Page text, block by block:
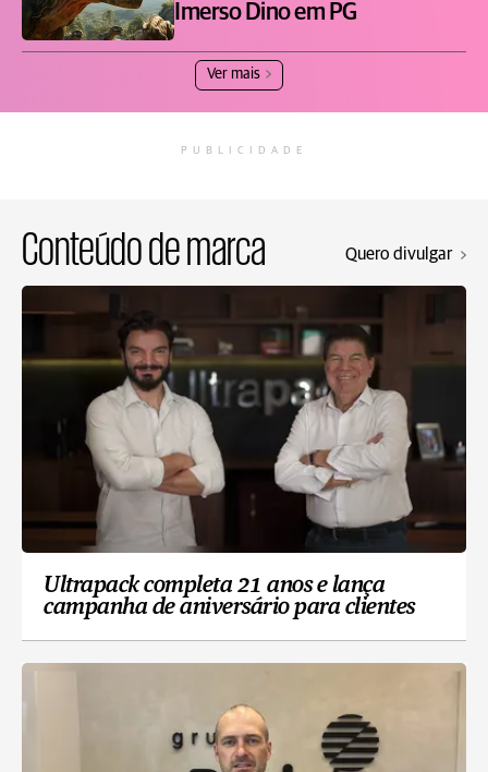
Imerso Dino em PG
Ver mais
PUBLICIDADE
Conteúdo de marca Quero divulgar
Ultrapack completa 21 anos e lança
campanha de aniversário para clientes